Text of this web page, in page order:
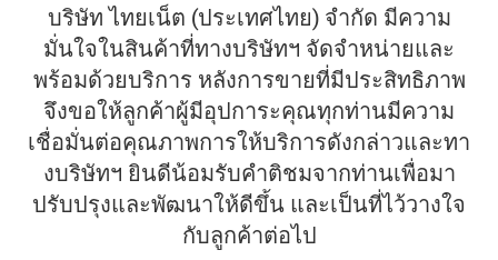
บริษัท ไทยเน็ต (ประเทศไทย) จํากัด มีความ
มั่นใจในสินค้าที่ทางบริษัทฯ จัดจำหน่ายและ
พร้อมด้วยบริการ หลังการขายที่มีประสิทธิภาพ
จึงขอให้ลูกค้าผู้มีอุปการะคุณทุกท่านมีความ
เชื่อมั่นต่อคุณภาพการให้บริการดังกล่าวและทา
งบริษัทฯ ยินดีน้อมรับคําติชมจากท่านเพื่อมา
ปรับปรุงและพัฒนาให้ดีขึ้น และเป็นที่ไว้วางใจ
กับลูกค้าต่อไป